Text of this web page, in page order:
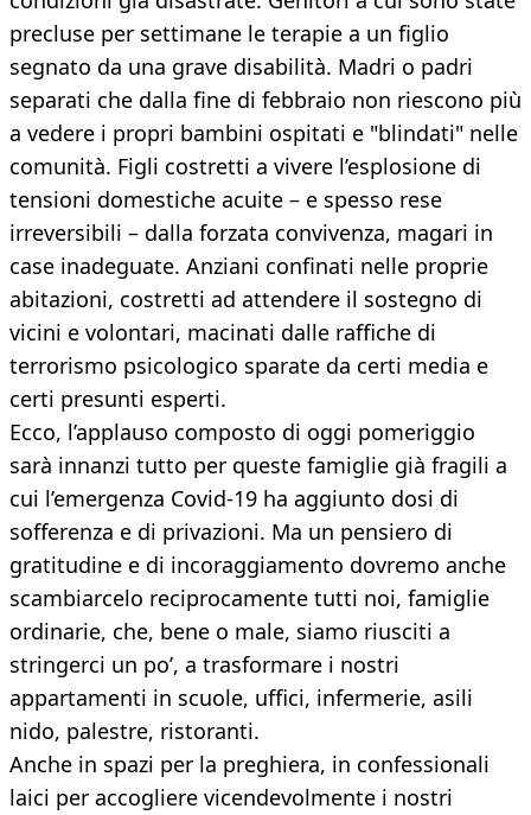
precluse per settimane le terapie a un figlio
segnato da una grave disabilità. Madri o padri
separati che dalla fine di febbraio non riescono più
a vedere i propri bambini ospitati e "blindati" nelle
comunità. Figli costretti a vivere l’esplosione di
tensioni domestiche acuite – e spesso rese
irreversibili – dalla forzata convivenza, magari in
case inadeguate. Anziani confinati nelle proprie
abitazioni, costretti ad attendere il sostegno di
vicini e volontari, macinati dalle raffiche di
terrorismo psicologico sparate da certi media e
certi presunti esperti.
Ecco, l’applauso composto di oggi pomeriggio
sarà innanzi tutto per queste famiglie già fragili a
cui l’emergenza Covid-19 ha aggiunto dosi di
sofferenza e di privazioni. Ma un pensiero di
gratitudine e di incoraggiamento dovremo anche
scambiarcelo reciprocamente tutti noi, famiglie
ordinarie, che, bene o male, siamo riusciti a
stringerci un po’, a trasformare i nostri
appartamenti in scuole, uffici, infermerie, asili
nido, palestre, ristoranti.
Anche in spazi per la preghiera, in confessionali
laici per accogliere vicendevolmente i nostri